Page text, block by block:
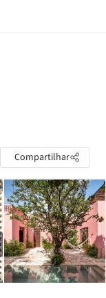
Compartilhar